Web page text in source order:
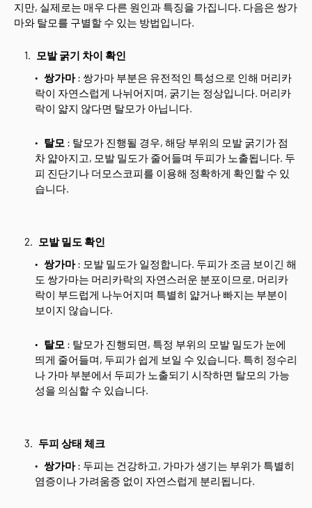
지만, 실제로는 매우 다른 원인과 특징을 가집니다. 다음은 쌍가
마와 탈모를 구별할 수 있는 방법입니다.
모발 굵기 차이 확인
쌍가마 : 쌍가마 부분은 유전적인 특성으로 인해 머리카
락이 자연스럽게 나뉘어지며, 굵기는 정상입니다. 머리카
락이 얇지 않다면 탈모가 아닙니다.
탈모 : 탈모가 진행될 경우, 해당 부위의 모발 굵기가 점
차 얇아지고, 모발 밀도가 줄어들며 두피가 노출됩니다. 두
피 진단기나 더모스코피를 이용해 정확하게 확인할 수 있
습니다.
모발 밀도 확인
쌍가마 : 모발 밀도가 일정합니다. 두피가 조금 보이긴 해
도 쌍가마는 머리카락의 자연스러운 분포이므로, 머리카
락이 부드럽게 나누어지며 특별히 얇거나 빠지는 부분이
보이지 않습니다.
탈모 : 탈모가 진행되면, 특정 부위의 모발 밀도가 눈에
띄게 줄어들며, 두피가 쉽게 보일 수 있습니다. 특히 정수리
나 가마 부분에서 두피가 노출되기 시작하면 탈모의 가능
성을 의심할 수 있습니다.
두피 상태 체크
쌍가마 : 두피는 건강하고, 가마가 생기는 부위가 특별히
염증이나 가려움증 없이 자연스럽게 분리됩니다.